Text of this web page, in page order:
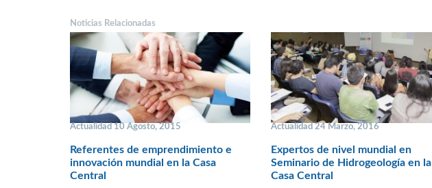
Noticias Relacionadas
Actualidad 10 Agosto, 2015
Referentes de emprendimiento e
innovación mundial en la Casa
Central
Actualidad 24 Marzo, 2016
Expertos de nivel mundial en
Seminario de Hidrogeología en la
Casa Central